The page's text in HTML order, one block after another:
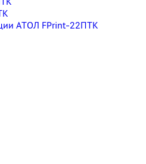
АТОЛ FPrint-22ПТК